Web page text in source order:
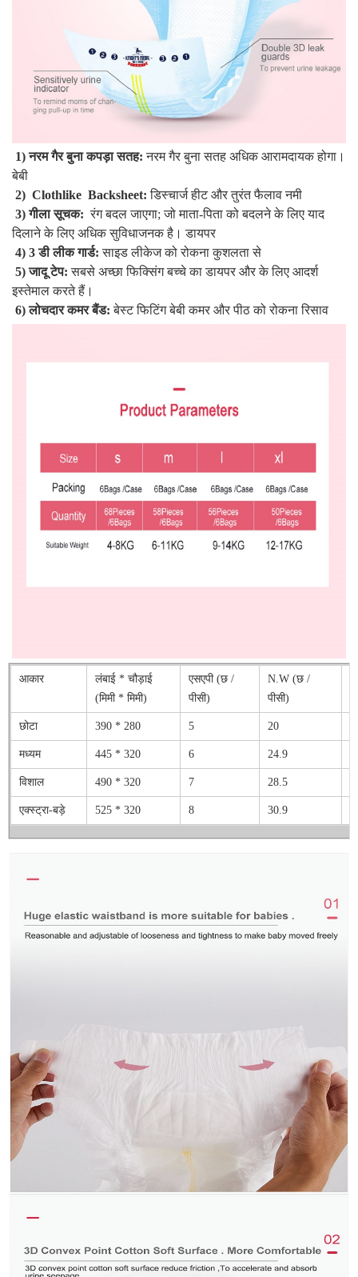
1) नरम गैर बुना कपड़ा सतह: नरम गैर बुना सतह अधिक आरामदायक होगा।
बेबी
2)  Clothlike  Backsheet: डिस्चार्ज हीट और तुरंत फैलाव नमी
3) गीला सूचक: रंग बदल जाएगा; जो माता-पिता को बदलने के लिए याद
दिलाने के लिए अधिक सुविधाजनक है। डायपर
4) 3 डी लीक गार्ड: साइड लीकेज को रोकना कुशलता से
5) जादू टेप: सबसे अच्छा फिक्सिंग बच्चे का डायपर और के लिए आदर्श
इस्तेमाल करते हैं।
6) लोचदार कमर बैंड: बेस्ट फिटिंग बेबी कमर और पीठ को रोकना रिसाव
आकार
लंबाई * चौड़ाई
(मिमी * मिमी)
एसएपी (छ /
पीसी)
N.W (छ /
पीसी)
छोटा 390 * 280 5 20
मध्यम 445 * 320 6 24.9
विशाल 490 * 320 7 28.5
एक्स्ट्रा-बड़े 525 * 320 8 30.9